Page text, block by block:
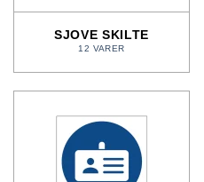
SJOVE SKILTE
12 VARER